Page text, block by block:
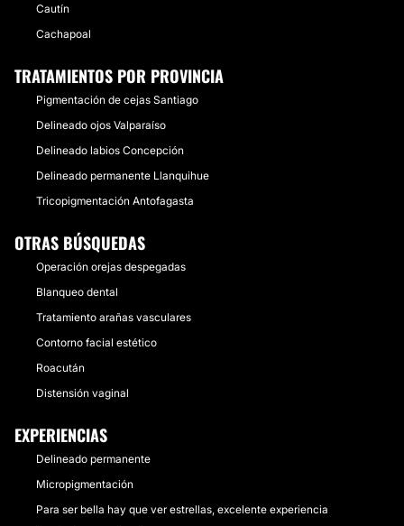
Cautín
Cachapoal
TRATAMIENTOS POR PROVINCIA
Pigmentación de cejas Santiago
Delineado ojos Valparaíso
Delineado labios Concepción
Delineado permanente Llanquihue
Tricopigmentación Antofagasta
OTRAS BÚSQUEDAS
Operación orejas despegadas
Blanqueo dental
Tratamiento arañas vasculares
Contorno facial estético
Roacután
Distensión vaginal
EXPERIENCIAS
Delineado permanente
Micropigmentación
Para ser bella hay que ver estrellas, excelente experiencia